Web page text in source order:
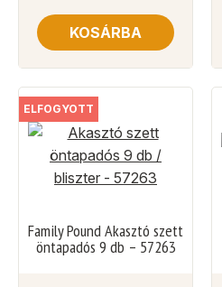
KOSÁRBA
ELFOGYOTT
Family Pound Akasztó szett
öntapadós 9 db – 57263